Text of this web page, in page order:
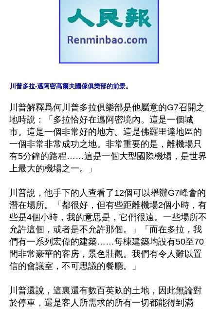
川普多拉-邁阿密高爾夫國傢俱樂部的前景。
川普解釋爲何川普多拉俱樂部是他屬意的G7召開之
地時說：「多拉恰好在邁阿密境內。這是一個城
市。這是一個非常好的地方。這是佛羅里達地區的
一個非常非常成功之地。非常重要的是，離機場只
有5分鐘的路程……這是一個大型國際機場，是世界
上最大的機場之一。」
川普說，他手下的人查看了12個可以舉辦G7峰會的
潛在場所。「都很好，但有些距離機場2個小時，有
些是4個小時，我的意思是，它們很遠。一些場所不
允許這個，或者是不允許那個。」「而在多拉，我
們有一系列宏偉的建築……每棟建築均設有50至70
間非常豪華的客房，景色壯觀。我們有令人難以置
信的會議室，不可思議的餐廳。」
川普還說，這裏還有數百英畝的土地，因此無論對
於停車，還是客人所需求的所有一切都能得到滿